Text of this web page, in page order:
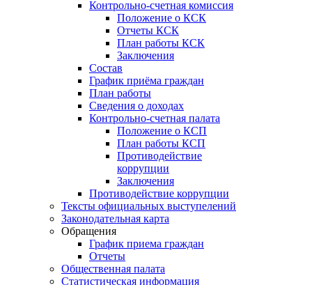
Контрольно-счетная комиссия
Положение о КСК
Отчеты КСК
План работы КСК
Заключения
Состав
График приёма граждан
План работы
Сведения о доходах
Контрольно-счетная палата
Положение о КСП
План работы КСП
Противодействие
коррупции
Заключения
Противодействие коррупции
Тексты официальных выступелений
Законодательная карта
Обращения
График приема граждан
Отчеты
Общественная палата
Статистическая информация